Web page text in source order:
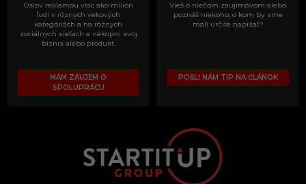
Oslov reklamou viac ako milión
ľudí v rôznych vekových
kategóriách a na rôznych
sociálnych sieťach a nakopni svoj
biznis alebo produkt.
MÁM ZÁUJEM O
SPOLUPRÁCU
Vieš o niečom zaujímavom alebo
poznáš niekoho, o kom by sme
mali určite napísať?
POŠLI NÁM TIP NA ČLÁNOK